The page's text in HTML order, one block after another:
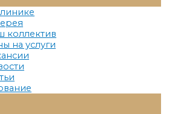
Меню
коллектив
на услуги